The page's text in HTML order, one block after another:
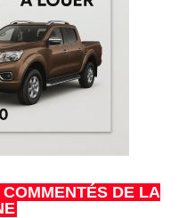
DE LA